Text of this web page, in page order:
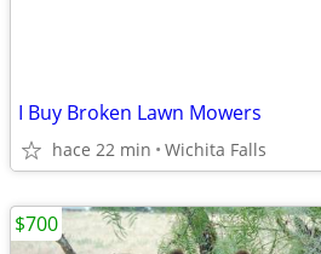
I Buy Broken Lawn Mowers
hace 22 min Wichita Falls
$700